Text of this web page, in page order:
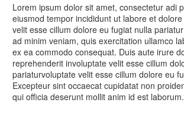
Lorem ipsum dolor sit amet, consectetur adi
eiusmod tempor incididunt ut labore et
velit esse cillum dolore eu fugiat nulla
ad minim veniam, quis exercitation ullamco
ex ea commodo consequat. Duis aute irure
reprehenderit involuptate velit esse cillum
pariaturvoluptate velit esse cillum dolore eu
Excepteur sint occaecat cupidatat non
qui officia deserunt mollit anim id est laborum.